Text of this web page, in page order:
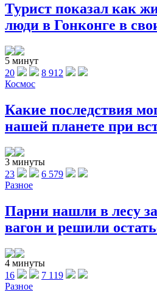
Турист показал как
люди в Гонконге в
5 минут
20
8 912
Космос
Какие последствия
нашей планете при
3 минуты
23
6 579
Разное
Парни нашли в лесу
вагон и решили
4 минуты
16
7 119
Разное